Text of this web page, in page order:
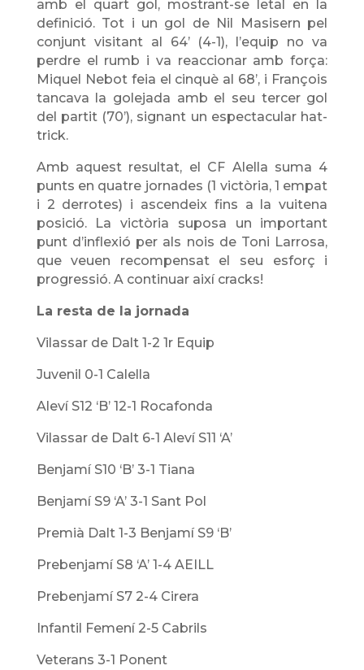
amb el quart gol, mostrant-se letal en la
definició. Tot i un gol de Nil Masisern pel
conjunt visitant al 64’ (4-1), l’equip no va
perdre el rumb i va reaccionar amb força:
Miquel Nebot feia el cinquè al 68’, i François
tancava la golejada amb el seu tercer gol
del partit (70’), signant un espectacular hat-
trick.
Amb aquest resultat, el CF Alella suma 4
punts en quatre jornades (1 victòria, 1 empat
i 2 derrotes) i ascendeix fins a la vuitena
posició. La victòria suposa un important
punt d’inflexió per als nois de Toni Larrosa,
que veuen recompensat el seu esforç i
progressió. A continuar així cracks!
La resta de la jornada
Vilassar de Dalt 1-2 1r Equip
Juvenil 0-1 Calella
Aleví S12 ‘B’ 12-1 Rocafonda
Vilassar de Dalt 6-1 Aleví S11 ‘A’
Benjamí S10 ‘B’ 3-1 Tiana
Benjamí S9 ‘A’ 3-1 Sant Pol
Premià Dalt 1-3 Benjamí S9 ‘B’
Prebenjamí S8 ‘A’ 1-4 AEILL
Prebenjamí S7 2-4 Cirera
Infantil Femení 2-5 Cabrils
Veterans 3-1 Ponent